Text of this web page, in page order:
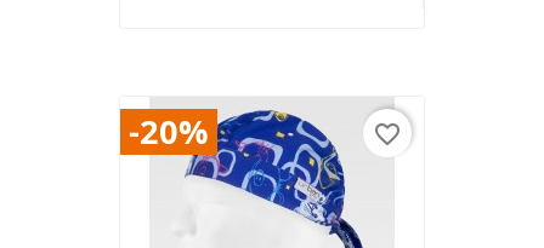
-20% favorite_border